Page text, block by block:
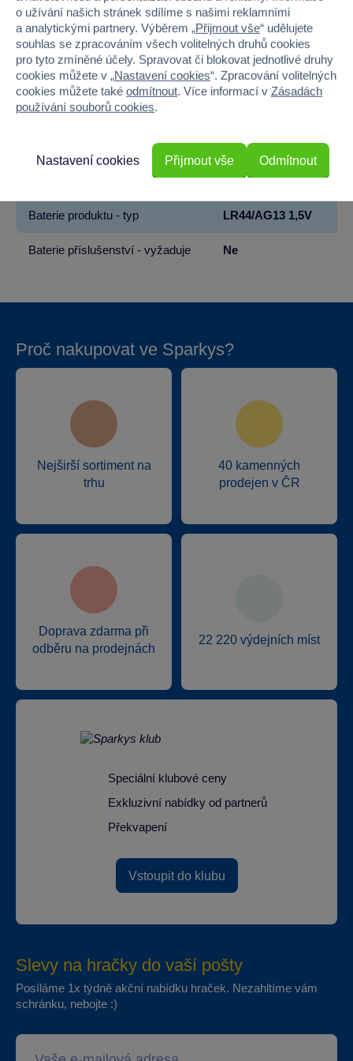
Výška 7
Hloubka 32
Hmotnost v gramech 200
Baterie produktu - vyžaduje
Baterie produktu - součást balení Ano
1
Baterie produktu - typ LR44/AG13 1,5V
Baterie příslušenství - vyžaduje Ne
Proč nakupovat ve Sparkys?
Nejširší sortiment na
trhu
40 kamenných
prodejen v ČR
Doprava zdarma při
odběru na prodejnách
22 220 výdejních míst
Speciální klubové ceny
Exkluzivní nabídky od partnerů
Překvapení
Vstoupit do klubu
Slevy na hračky do vaší pošty
Posíláme 1x týdně akční nabídku hraček. Nezahltíme vám
schránku, nebojte :)
o užívání našich stránek sdílíme s našimi reklamními
a analytickými partnery. Výběrem „Přijmout vše“ udělujete
souhlas se zpracováním všech volitelných druhů cookies
pro tyto zmíněné účely. Spravovat či blokovat jednotlivé druhy
cookies můžete v „Nastavení cookies“. Zpracování volitelných
cookies můžete také odmítnout. Více informací v Zásadách
používání souborů cookies.
Odmítnout
Nastavení cookies Přijmout vše